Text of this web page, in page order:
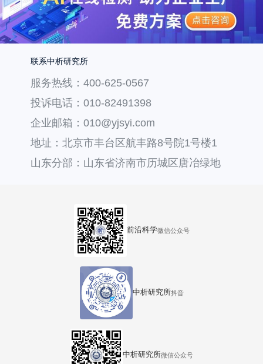
联系中析研究所
服务热线：400-625-0567
投诉电话：010-82491398
企业邮箱：010@yjsyi.com
地址：北京市丰台区航丰路8号院1号楼1
层121
山东分部：山东省济南市历城区唐冶绿地
前沿科学微信公众号
中析研究所抖音
中析研究所微信公众号